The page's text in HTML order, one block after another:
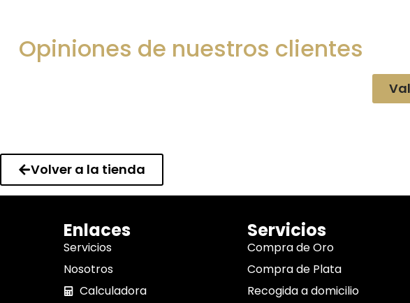
Opiniones de nuestros clientes
Volver a la tienda
Enlaces
Servicios
Nosotros
Calculadora
Servicios
Compra de Oro
Compra de Plata
Recogida a domicilio